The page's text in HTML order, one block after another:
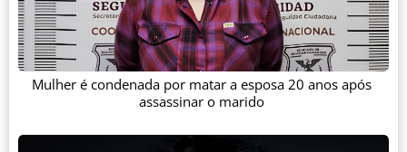
Mulher é condenada por matar a esposa 20 anos após
assassinar o marido